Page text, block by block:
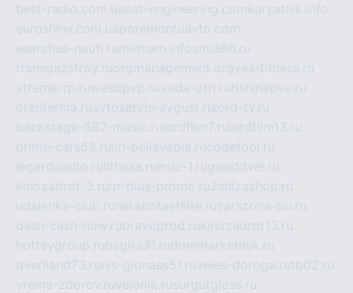
best-radio.com.uaost-engineering.com kuryatnik.info
euroshiny.com.ua poremontuavto.com
searchus-nauti.ru mirmam.infosmi366.ru
transgazstroy.ruorgmanagement.orgyes-fitness.ru
xtreme-rp.ruwasdpvp.ruvoda-otri.rutishinapve.ru
orenferma.ruavtoservis-avgust.ru lord-tv.ru
backstage-682-music.ru lordfilm7.ru lordfilm13.ru
prime-cars63.ruun-believable.rucodetool.ru
legardoauto.ru lithasa.ru muz-1.rugooddver.ru
kinozadrot-3.ruqr-plus-promo.ru2shizashop.ru
udalenka-club.ru nerabotaetsite.rucarszona-bu.ru
dash-cash-now.rubravoprod.rukinozadrot13.ru
hotteygroup.rubagira31.rudommarketnsk.ru
dveriland73.ru nis-glonass51.ruveles-doroga.rutb02.ru
vrema-zdorov.ruvelonik.rusurgutgloss.ru